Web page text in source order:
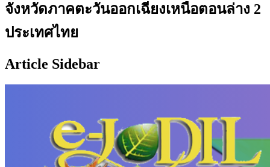
จังหวัดภาคตะวันออกเฉียงเหนือตอนล่าง 2
ประเทศไทย
Article Sidebar